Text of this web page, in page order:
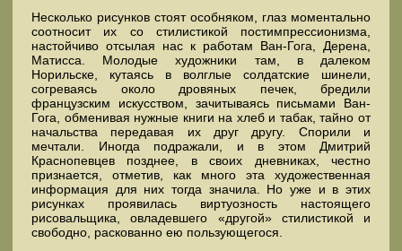
Несколько рисунков стоят особняком, глаз моментально
соотносит их со стилистикой постимпрессионизма,
настойчиво отсылая нас к работам Ван-Гога, Дерена,
Матисса. Молодые художники там, в далеком
Норильске, кутаясь в волглые солдатские шинели,
согреваясь около дровяных печек, бредили
французским искусством, зачитываясь письмами Ван-
Гога, обменивая нужные книги на хлеб и табак, тайно от
начальства передавая их друг другу. Спорили и
мечтали. Иногда подражали, и в этом Дмитрий
Краснопевцев позднее, в своих дневниках, честно
признается, отметив, как много эта художественная
информация для них тогда значила. Но уже и в этих
рисунках проявилась виртуозность настоящего
рисовальщика, овладевшего «другой» стилистикой и
свободно, раскованно ею пользующегося.